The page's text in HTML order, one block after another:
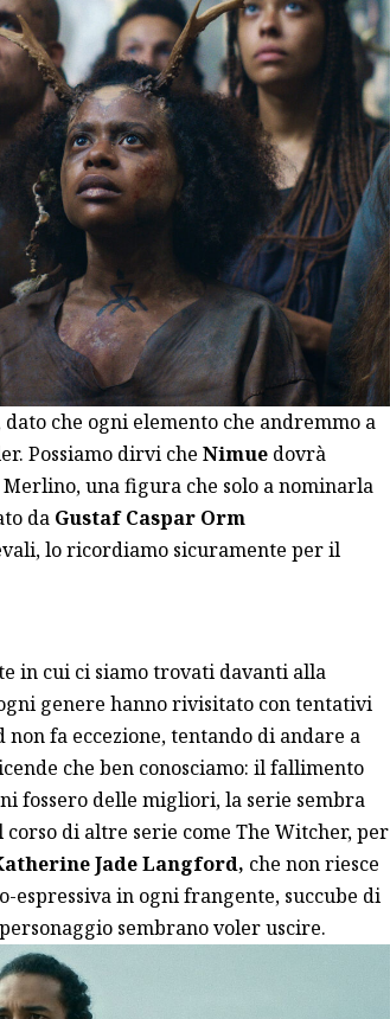
che ogni elemento che andremmo a
Possiamo dirvi che Nimuedovrà
una figura che solo a nominarla
da Gustaf Caspar Orm
lo ricordiamo sicuramente per il
in cui ci siamo trovati davanti alla
genere hanno rivisitato con tentativi
fa eccezione, tentando di andare a
che ben conosciamo: il fallimento
fossero delle migliori, la serie sembra
corso di altre serie come The Witcher, per
Jade Langford, che non riesce
espressiva in ogni frangente, succube di
sembrano voler uscire.